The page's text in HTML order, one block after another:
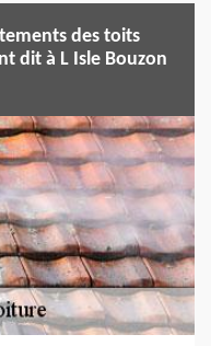
des toits
dit à L Isle Bouzon